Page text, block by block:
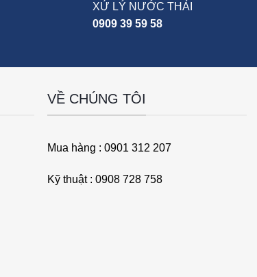
XỬ LÝ NƯỚC THẢI
0909 39 59 58
VỀ CHÚNG TÔI
Mua hàng : 0901 312 207
Kỹ thuật : 0908 728 758